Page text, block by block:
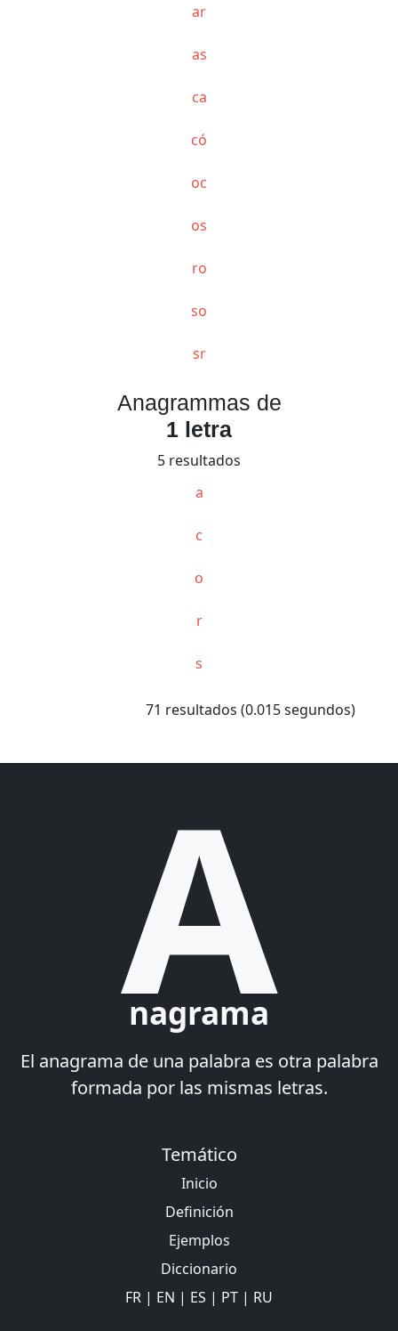
ar
as
ca
có
oc
os
ro
so
sr
Anagrammas de
1 letra
5 resultados
a
c
o
r
s
71 resultados (0.015 segundos)
A
nagrama
El anagrama de una palabra es otra palabra
formada por las mismas letras.
Temático
Inicio
Definición
Ejemplos
Diccionario
FR | EN | ES | PT | RU